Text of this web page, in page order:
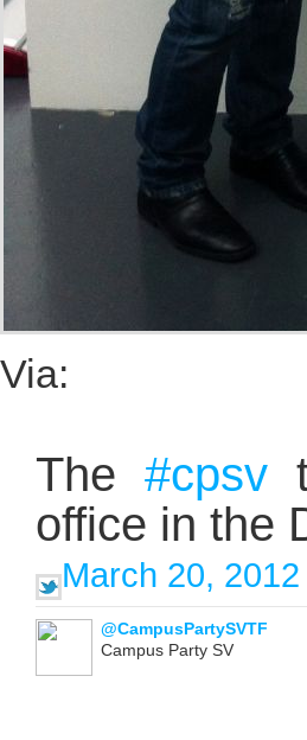
Via:
The #cpsv
office in the
March 20,
@CampusPartySVTF
Campus Party SV